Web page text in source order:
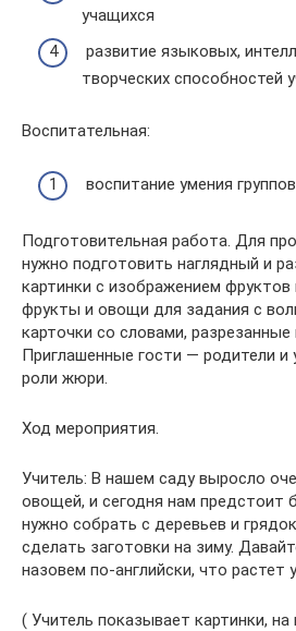
учащихся
развитие языковых,
творческих способностей
Воспитательная:
воспитание умения
Подготовительная работа. Для
нужно подготовить наглядный и
картинки с изображением
фрукты и овощи для задания с
карточки со словами, разрезанные
Приглашенные гости — родители и
роли жюри.
Ход мероприятия.
Учитель: В нашем саду выросло
овощей, и сегодня нам предстоит
нужно собрать с деревьев и
сделать заготовки на зиму.
назовем по-английски, что растет
( Учитель показывает картинки,